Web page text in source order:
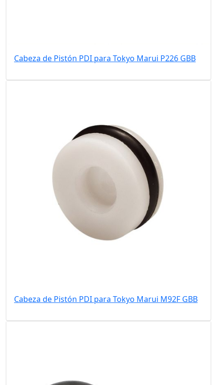
Cabeza de Pistón PDI para Tokyo Marui P226 GBB
Cabeza de Pistón PDI para Tokyo Marui M92F GBB